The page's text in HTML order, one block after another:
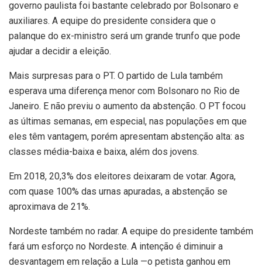
governo paulista foi bastante celebrado por Bolsonaro e
auxiliares. A equipe do presidente considera que o
palanque do ex-ministro será um grande trunfo que pode
ajudar a decidir a eleição.
Mais surpresas para o PT. O partido de Lula também
esperava uma diferença menor com Bolsonaro no Rio de
Janeiro. E não previu o aumento da abstenção. O PT focou
as últimas semanas, em especial, nas populações em que
eles têm vantagem, porém apresentam abstenção alta: as
classes média-baixa e baixa, além dos jovens.
Em 2018, 20,3% dos eleitores deixaram de votar. Agora,
com quase 100% das urnas apuradas, a abstenção se
aproximava de 21%.
Nordeste também no radar. A equipe do presidente também
fará um esforço no Nordeste. A intenção é diminuir a
desvantagem em relação a Lula —o petista ganhou em